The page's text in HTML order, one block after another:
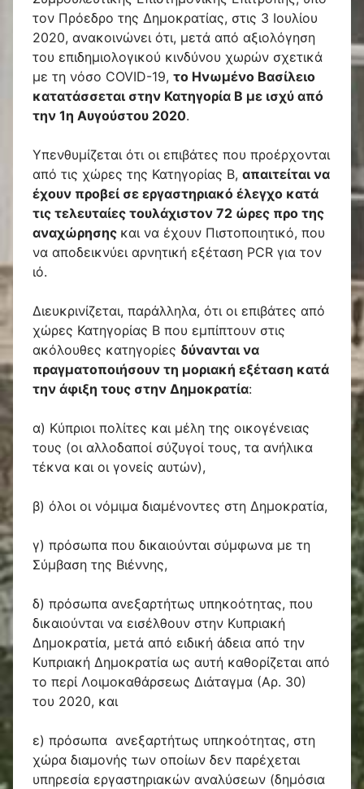
τον Πρόεδρο της Δημοκρατίας, στις 3 Ιουλίου
2020, ανακοινώνει ότι, μετά από αξιολόγηση
του επιδημιολογικού κινδύνου χωρών σχετικά
με τη νόσο COVID-19, το Ηνωμένο Βασίλειο
κατατάσσεται στην Κατηγορία Β με ισχύ από
την 1η Αυγούστου 2020.
Υπενθυμίζεται ότι οι επιβάτες που προέρχονται
από τις χώρες της Κατηγορίας Β, απαιτείται να
έχουν προβεί σε εργαστηριακό έλεγχο κατά
τις τελευταίες τουλάχιστον 72 ώρες προ της
αναχώρησης και να έχουν Πιστοποιητικό, που
να αποδεικνύει αρνητική εξέταση PCR για τον
ιό.
Διευκρινίζεται, παράλληλα, ότι οι επιβάτες από
χώρες Κατηγορίας Β που εμπίπτουν στις
ακόλουθες κατηγορίες δύνανται να
πραγματοποιήσουν τη μοριακή εξέταση κατά
την άφιξη τους στην Δημοκρατία:
α) Κύπριοι πολίτες και μέλη της οικογένειας
τους (οι αλλοδαποί σύζυγοί τους, τα ανήλικα
τέκνα και οι γονείς αυτών),
β) όλοι οι νόμιμα διαμένοντες στη Δημοκρατία,
γ) πρόσωπα που δικαιούνται σύμφωνα με τη
Σύμβαση της Βιέννης,
δ) πρόσωπα ανεξαρτήτως υπηκοότητας, που
δικαιούνται να εισέλθουν στην Κυπριακή
Δημοκρατία, μετά από ειδική άδεια από την
Κυπριακή Δημοκρατία ως αυτή καθορίζεται από
το περί Λοιμοκαθάρσεως Διάταγμα (Αρ. 30)
του 2020, και
ε) πρόσωπα ανεξαρτήτως υπηκοότητας, στη
χώρα διαμονής των οποίων δεν παρέχεται
υπηρεσία εργαστηριακών αναλύσεων (δημόσια